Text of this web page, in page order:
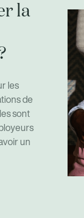
la
les
de
sont
un